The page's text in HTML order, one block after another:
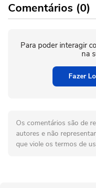
Comentários (0)
Para poder interagir
na
Fazer
Os comentários são de
autores e não
que viole os termos de